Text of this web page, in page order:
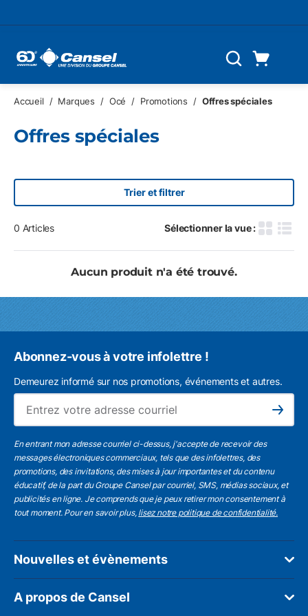
Recherche
Accueil / Marques / Océ / Promotions / Offres spéciales
Offres spéciales
Trier et filtrer
0 Articles Sélectionner la vue :
GrilleVue
Aucun produit n'a été trouvé.
Abonnez-vous à votre infolettre !
Demeurez informé sur nos promotions, événements et autres.
Subscribe
En entrant mon adresse courriel ci-dessus, j'accepte de recevoir des
messages électroniques commerciaux, tels que des infolettres, des
promotions, des invitations, des mises à jour importantes et du contenu
éducatif, de la part du Groupe Cansel par courriel, SMS, médias sociaux, et
publicités en ligne. Je comprends que je peux retirer mon consentement à
tout moment. Pour en savoir plus, lisez notre politique de confidentialité.
Nouvelles et évènements
A propos de Cansel